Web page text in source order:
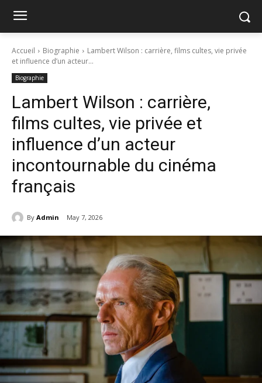
Accueil Biographie
Lambert Wilson : carrière, films cultes, vie privée
et influence d’un acteur...
Biographie
Lambert Wilson : carrière,
films cultes, vie privée et
influence d’un acteur
incontournable du cinéma
français
By Admin May 7, 2026